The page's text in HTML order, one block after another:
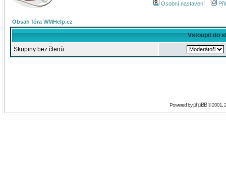
Osobní nastavení
Obsah fóra WMHelp.cz
Vstoupit do
Skupiny bez členů
Powered byphpBB© 2001,